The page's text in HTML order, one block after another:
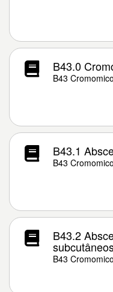
B43.0
B43
B43.1
B43
B43.2
B43